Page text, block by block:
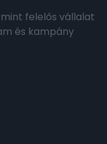
felelős vállalat
és kampány